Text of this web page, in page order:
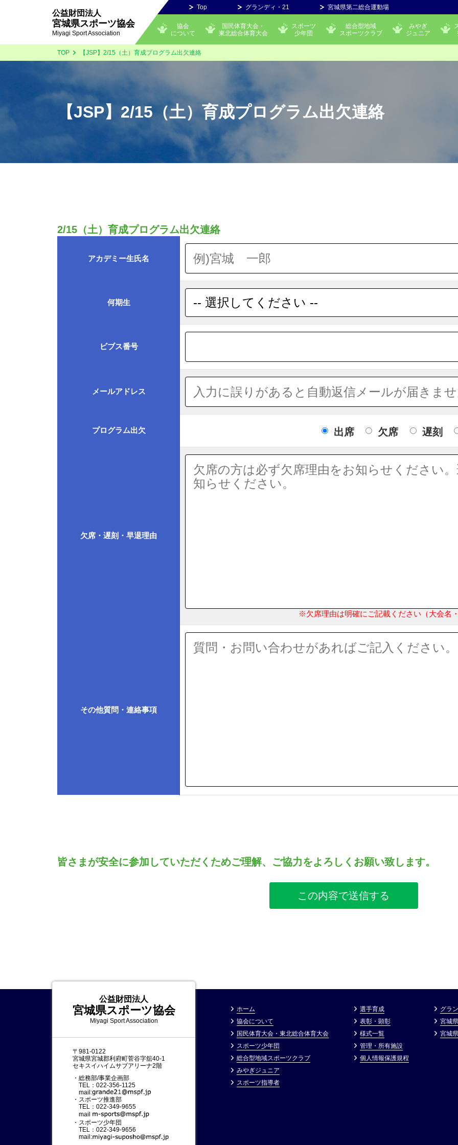
公益財団法人
宮城県スポーツ協会
Miyagi Sport Association
Top グランディ・21 宮城県第二総合運動場
協会
について
国民体育大会・
東北総合体育大会
スポーツ
少年団
総合型地域
スポーツクラブ
みやぎ
ジュニア
TOP 【JSP】2/15（土）育成プログラム出欠連絡
【JSP】2/15（土）育成プログラム出欠連絡
2/15（土）育成プログラム出欠連絡
アカデミー生氏名
何期生
ビブス番号
メールアドレス
プログラム出欠 出席 欠席 遅刻
欠席・遅刻・早退理由
※欠席理由は明確にご記載ください（大会名
その他質問・連絡事項
皆さまが安全に参加していただくためご理解、ご協力をよろしくお願い致します。
公益財団法人
宮城県スポーツ協会
Miyagi Sport Association
〒981-0122
宮城県宮城郡利府町菅谷字舘40-1
セキスイハイムサブアリーナ2階
・総務部/事業企画部
TEL：022-356-1125
mail:
・スポーツ推進部
TEL：022-349-9655
mail:
・スポーツ少年団
TEL：022-349-9656
mail:
ホーム
協会について
国民体育大会・東北総合体育大会
スポーツ少年団
総合型地域スポーツクラブ
みやぎジュニア
スポーツ指導者
選手育成
表彰・顕彰
様式一覧
管理・所有施設
個⼈情報保護規程
グラ
宮城
宮城